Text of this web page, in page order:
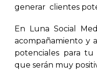
generar clientes
En Luna Social
acompañamiento y
potenciales para tu
que serán muy